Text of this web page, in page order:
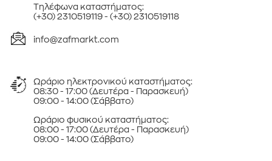
Τηλέφωνa καταστήματος:
(+30) 2310519119- (+30) 2310519118
info@zafmarkt.com
Ωράριο ηλεκτρονικού καταστήματος:
08:30 - 17:00 (Δευτέρα - Παρασκευή)
09:00 - 14:00 (Σάββατο)
Ωράριο φυσικού καταστήματος:
08:00 - 17:00 (Δευτέρα - Παρασκευή)
09:00 - 14:00 (Σάββατο)